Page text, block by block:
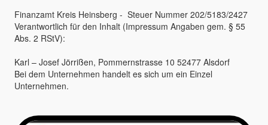
Finanzamt Kreis Heinsberg - Steuer Nummer 202/5183/2427
Verantwortlich für den Inhalt (Impressum Angaben gem. § 55
Abs. 2 RStV):
Karl – Josef Jörrißen, Pommernstrasse 10 52477 Alsdorf
Bei dem Unternehmen handelt es sich um ein Einzel
Unternehmen.